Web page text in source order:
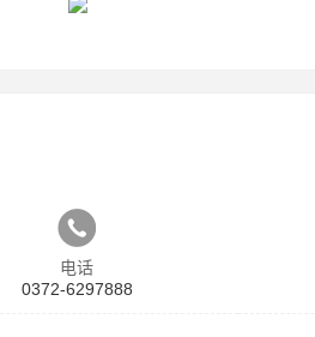
电话
0372-6297888